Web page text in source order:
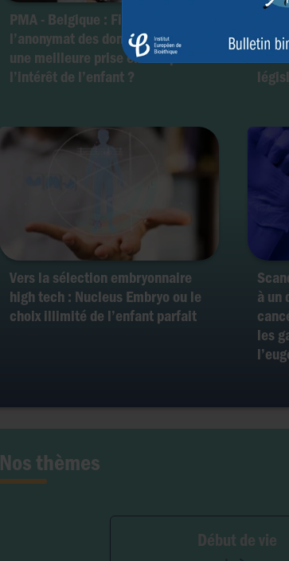
PMA - Belgique : Fin de
l’anonymat des donneurs...pour
une meilleure prise en compte de
l’intérêt de l’enfant ?
Vers la sélection embryonnaire
high tech : Nucleus Embryo ou le
choix illimité de l’enfant parfait
à un
les
Nos thèmes
Début de vie
Fertilité et